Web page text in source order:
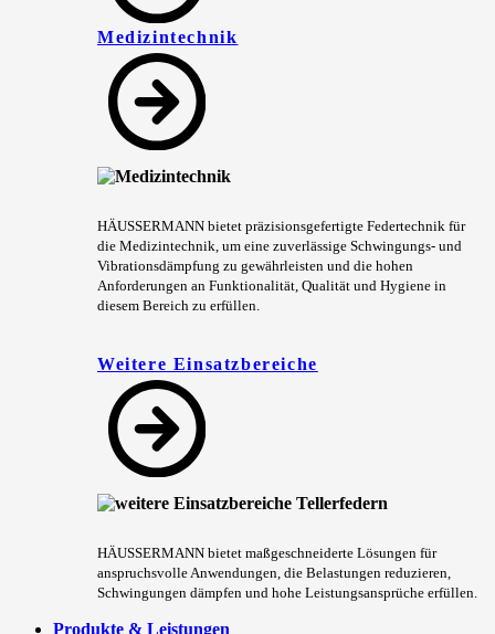
Medizintechnik
HÄUSSERMANN bietet präzisionsgefertigte Federtechnik für
die Medizintechnik, um eine zuverlässige Schwingungs- und
Vibrationsdämpfung zu gewährleisten und die hohen
Anforderungen an Funktionalität, Qualität und Hygiene in
diesem Bereich zu erfüllen.
Weitere Einsatzbereiche
HÄUSSERMANN bietet maßgeschneiderte Lösungen für
anspruchsvolle Anwendungen, die Belastungen reduzieren,
Schwingungen dämpfen und hohe Leistungsansprüche erfüllen.
Produkte & Leistungen